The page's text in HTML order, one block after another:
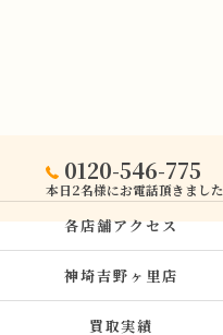
0120-546-775
本日2名様にお電話頂きました
各店舗アクセス
神埼吉野ヶ里店
買取実績